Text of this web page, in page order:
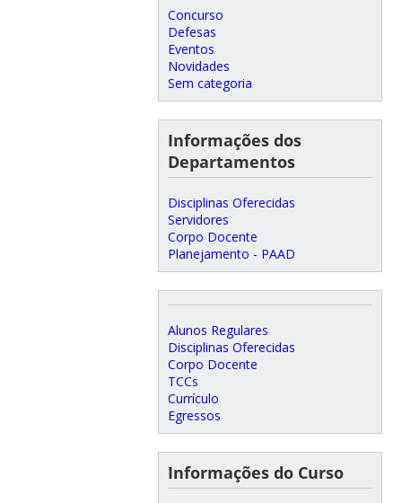
Concurso
Defesas
Eventos
Novidades
Sem categoria
Informações dos
Departamentos
Disciplinas Oferecidas
Servidores
Corpo Docente
Planejamento - PAAD
Alunos Regulares
Disciplinas Oferecidas
Corpo Docente
TCCs
Currículo
Egressos
Informações do Curso